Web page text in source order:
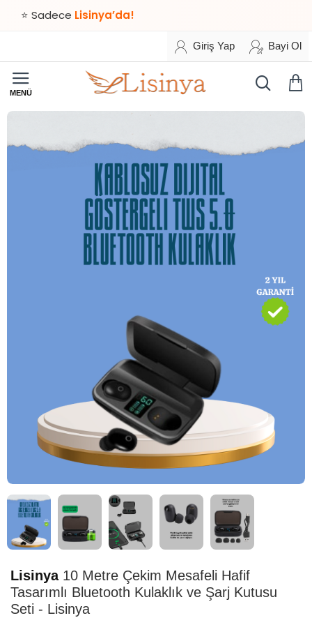
⭐ SadeceLisinya’da!
Giriş Yap Bayi Ol
TESLİMAT
Lisinya10 Metre Çekim Mesafeli Hafif
Tasarımlı Bluetooth Kulaklık ve Şarj Kutusu
Seti - Lisinya